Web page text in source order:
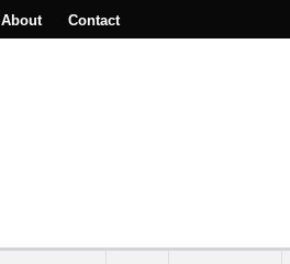
About Contact